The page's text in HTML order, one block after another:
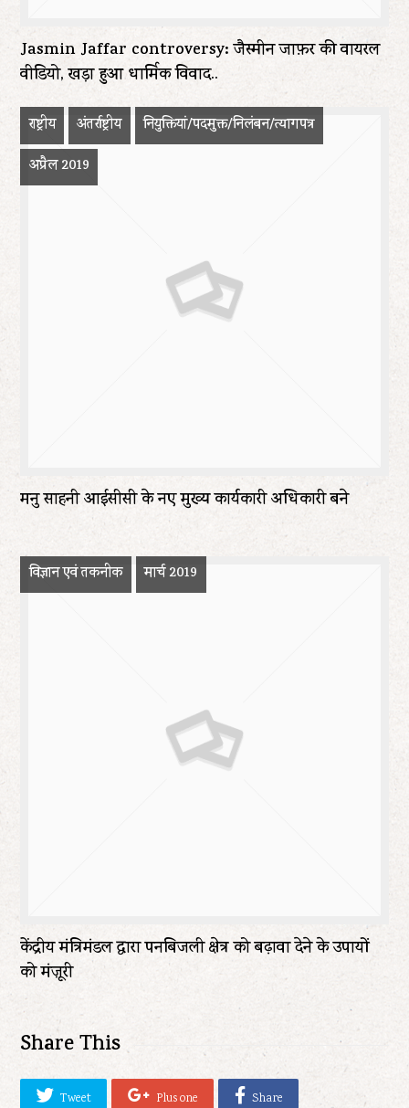
Jasmin Jaffar controversy: जैस्मीन जाफ़र की वायरल
वीडियो, खड़ा हुआ धार्मिक विवाद..
राष्ट्रीय अंतर्राष्ट्रीय
नियुक्तियां/पदमुक्त/निलंबन/त्यागपत्र
अप्रैल 2019
मनु साहनी आईसीसी के नए मुख्य कार्यकारी अधिकारी बने
विज्ञान एवं तकनीक मार्च 2019
केंद्रीय मंत्रिमंडल द्वारा पनबिजली क्षेत्र को बढ़ावा देने के उपायों
को मंज़ूरी
Share This
Tweet Plus one Share